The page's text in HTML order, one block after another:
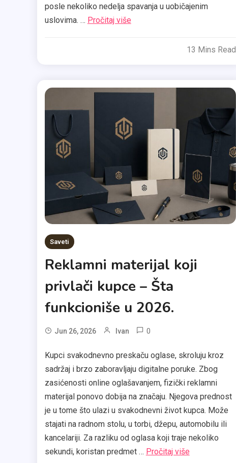
posle nekoliko nedelja spavanja u uobičajenim
uslovima. … Pročitaj više
13 Mins Read
Saveti
Reklamni materijal koji
privlači kupce – Šta
funkcioniše u 2026.
Jun 26, 2026 Ivan 0
Kupci svakodnevno preskaču oglase, skroluju kroz
sadržaj i brzo zaboravljaju digitalne poruke. Zbog
zasićenosti online oglašavanjem, fizički reklamni
materijal ponovo dobija na značaju. Njegova prednost
je u tome što ulazi u svakodnevni život kupca. Može
stajati na radnom stolu, u torbi, džepu, automobilu ili
kancelariji. Za razliku od oglasa koji traje nekoliko
sekundi, koristan predmet … Pročitaj više